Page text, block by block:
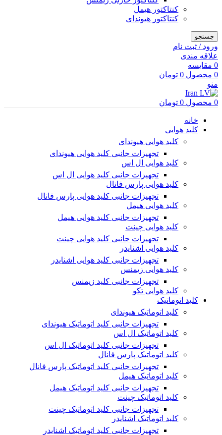
کنتاکتور هیمل
کنتاکتور هیوندای
جستجو
ورود / ثبت نام
علاقه مندی
0 مقایسه
0 محصول 0 تومان
منو
0 محصول 0 تومان
خانه
کلید هوایی
کلید هوایی هیوندای
تجهیزات جانبی کلید هوایی هیوندای
کلید هوایی ال اس
تجهیزات جانبی کلید هوایی ال اس
کلید هوایی پارس فانال
تجهیزات جانبی کلید هوایی پارس فانال
کلید هوایی هیمل
تجهیزات جانبی کلید هوایی هیمل
کلید هوایی چینت
تجهیزات جانبی کلید هوایی چینت
کلید هوایی اشنایدر
تجهیزات جانبی کلید هوایی اشنایدر
کلید هوایی زیمنس
تجهیزات جانبی کلید زیمنس
کلید هوایی تکو
کلید اتوماتیک
کلید اتوماتیک هیوندای
تجهیزات جانبی کلید اتوماتیک هیوندای
کلید اتوماتیک ال اس
تجهیزات جانبی کلید اتوماتیک ال اس
کلید اتوماتیک پارس فانال
تجهیزات جانبی کلید اتوماتیک پارس فانال
کلید اتوماتیک هیمل
تجهیزات جانبی کلید اتوماتیک هیمل
کلید اتوماتیک چینت
تجهیزات جانبی کلید اتوماتیک چینت
کلید اتوماتیک اشنایدر
تجهیزات جانبی کلید اتوماتیک اشنایدر